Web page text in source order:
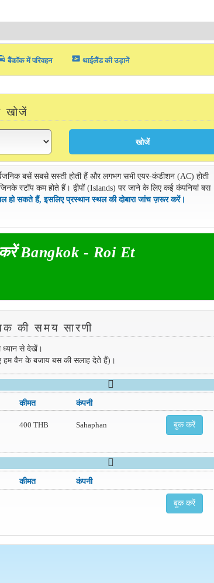
बैंकॉक में परिवहन airplane_ticket थाईलैंड की उड़ानें
खोजें
बसें सबसे सस्ती होती हैं और लगभग सभी एयर-कंडीशन (AC) होती
स्टॉप कम होते हैं। द्वीपों (Islands) पर जाने के लिए कई कंपनियां बस
हो सकते हैं, इसलिए प्रस्थान स्थल की दोबारा जांच ज़रूर करें।
Bangkok - Roi Et
की समय सारणी
ध्यान से देखें।
हम वैन के बजाय बस की सलाह देते हैं)।
कीमत कंपनी
400 THB Sahaphan बुक करें
कीमत कंपनी
बुक करें